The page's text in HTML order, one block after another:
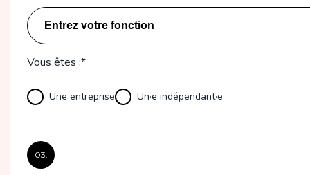
Vous êtes :*
Une entreprise Un·e indépendant·e
03.